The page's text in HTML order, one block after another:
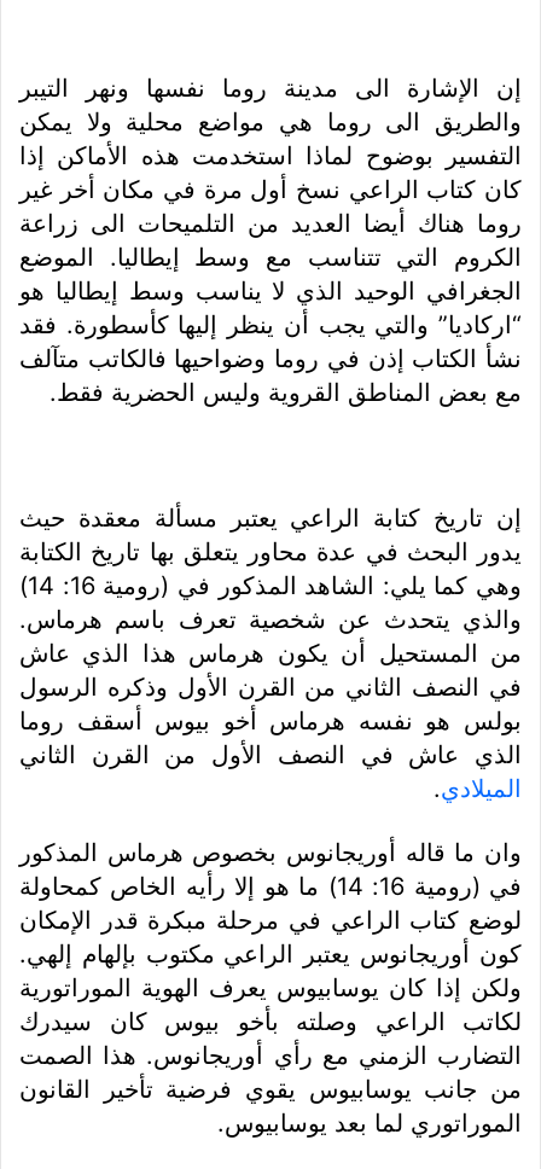
إن الإشارة الى مدينة روما نفسها ونهر التيبر
والطريق الى روما هي مواضع محلية ولا يمكن
التفسير بوضوح لماذا استخدمت هذه الأماكن إذا
كان كتاب الراعي نسخ أول مرة في مكان أخر غير
روما هناك أيضا العديد من التلميحات الى زراعة
الكروم التي تتناسب مع وسط إيطاليا. الموضع
الجغرافي الوحيد الذي لا يناسب وسط إيطاليا هو
“اركاديا” والتي يجب أن ينظر إليها كأسطورة. فقد
نشأ الكتاب إذن في روما وضواحيها فالكاتب متآلف
مع بعض المناطق القروية وليس الحضرية فقط.
إن تاريخ كتابة الراعي يعتبر مسألة معقدة حيث
يدور البحث في عدة محاور يتعلق بها تاريخ الكتابة
وهي كما يلي: الشاهد المذكور في (رومية 16: 14)
والذي يتحدث عن شخصية تعرف باسم هرماس.
من المستحيل أن يكون هرماس هذا الذي عاش
في النصف الثاني من القرن الأول وذكره الرسول
بولس هو نفسه هرماس أخو بيوس أسقف روما
الذي عاش في النصف الأول من القرن الثاني
الميلادي.
وان ما قاله أوريجانوس بخصوص هرماس المذكور
في (رومية 16: 14) ما هو إلا رأيه الخاص كمحاولة
لوضع كتاب الراعي في مرحلة مبكرة قدر الإمكان
كون أوريجانوس يعتبر الراعي مكتوب بإلهام إلهي.
ولكن إذا كان يوسابيوس يعرف الهوية الموراتورية
لكاتب الراعي وصلته بأخو بيوس كان سيدرك
التضارب الزمني مع رأي أوريجانوس. هذا الصمت
من جانب يوسابيوس يقوي فرضية تأخير القانون
الموراتوري لما بعد يوسابيوس.